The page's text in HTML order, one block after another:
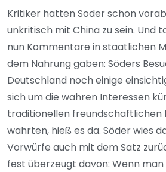
Kritiker hatten Söder schon
unkritisch mit China zu sein. Und
nun Kommentare in staatlichen
dem Nahrung gaben: Söders
Deutschland noch einige
sich um die wahren Interessen
traditionellen freundschaftlichen
wahrten, hieß es da. Söder wies
Vorwürfe auch mit dem Satz
fest überzeugt davon: Wenn